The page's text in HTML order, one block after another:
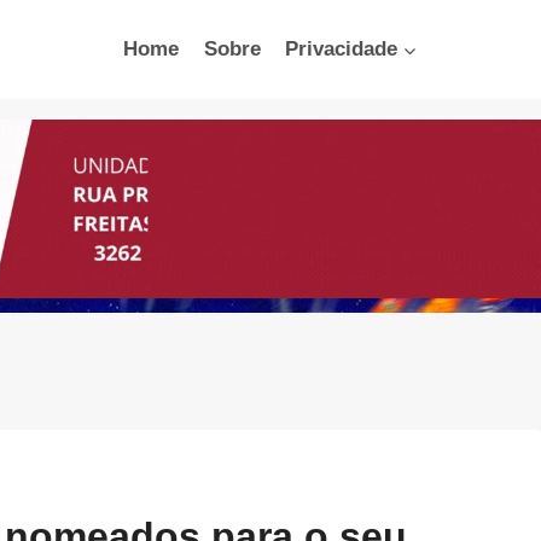
Home Sobre Privacidade